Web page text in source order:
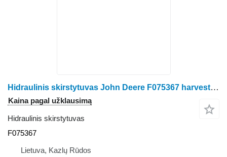
Hidraulinis skirstytuvas John Deere F075367 harvesterio John Deere 1270 G 1270 E 1470 E
Kaina pagal užklausimą
Hidraulinis skirstytuvas
F075367
Lietuva, Kazlų Rūdos